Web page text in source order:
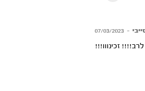
–
07/03/2023
זכינווו!!!